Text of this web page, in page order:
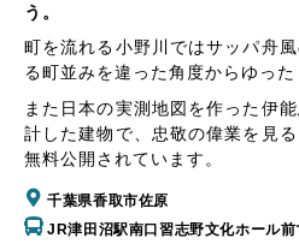
う。
町を流れる小野川ではサッパ舟
る町並みを違った角度からゆった
また日本の実測地図を作った伊
計した建物で、忠敬の偉業を見
無料公開されています。
千葉県香取市佐原
JR津田沼駅南口習志野文化ホール前